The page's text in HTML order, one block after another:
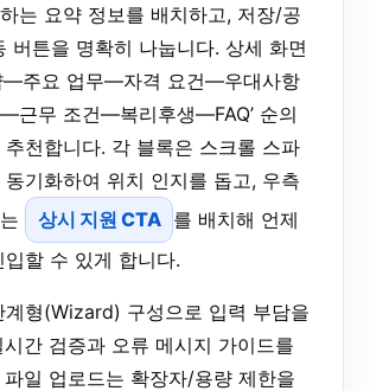
는 요약 정보를 배치하고, 저장/공
버튼을 명확히 나눕니다. 상세 화면
—주요 업무—자격 요건—우대사항
근무 조건—복리후생—FAQ’ 순의
추천합니다. 각 블록은 스크롤 스파
기화하여 위치 인지를 돕고, 우측
상시 지원 CTA 를 배치해 언제
할 수 있게 합니다.
계형(Wizard) 구성으로 입력 부담을
간 검증과 오류 메시지 가이드를
일 업로드는 확장자/용량 제한을